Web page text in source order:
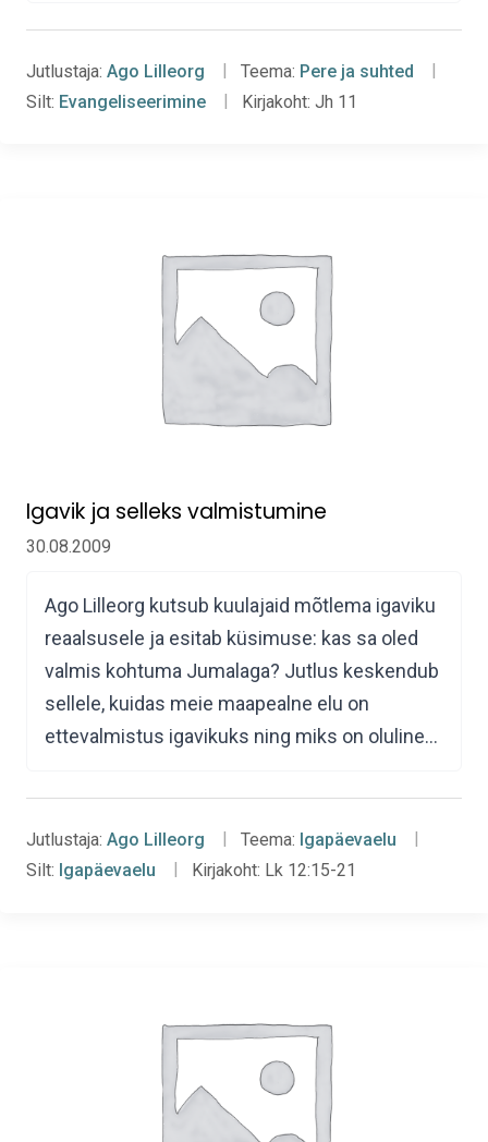
Jutlustaja: Ago Lilleorg Teema: Pere ja suhted
Silt: Evangeliseerimine Kirjakoht: Jh 11
Igavik ja selleks valmistumine
30.08.2009
Ago Lilleorg kutsub kuulajaid mõtlema igaviku
reaalsusele ja esitab küsimuse: kas sa oled
valmis kohtuma Jumalaga? Jutlus keskendub
sellele, kuidas meie maapealne elu on
ettevalmistus igavikuks ning miks on oluline…
Jutlustaja: Ago Lilleorg Teema: Igapäevaelu
Silt: Igapäevaelu Kirjakoht: Lk 12:15-21